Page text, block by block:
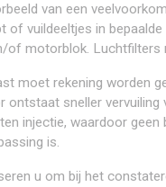
van een
of vuildeeltjes in
of motorblok. Luchtfilters
moet rekening worden
ontstaat sneller
injectie, waardoor
is.
u om bij het